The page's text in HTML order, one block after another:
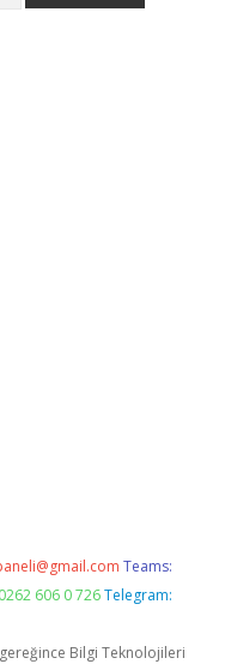
Teams:
606 0 726 Telegram:
gereğince Bilgi Teknolojileri